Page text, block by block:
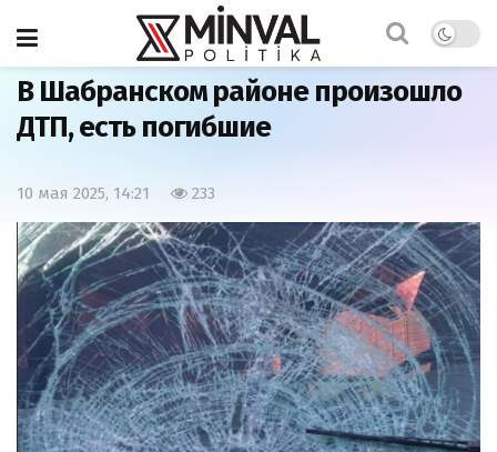
Главная Общество
В Шабранском районе произошло
ДТП, есть погибшие
10 мая 2025, 14:21 233